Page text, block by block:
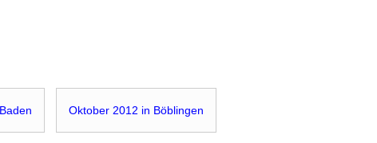
Oktober 2012 in Böblingen